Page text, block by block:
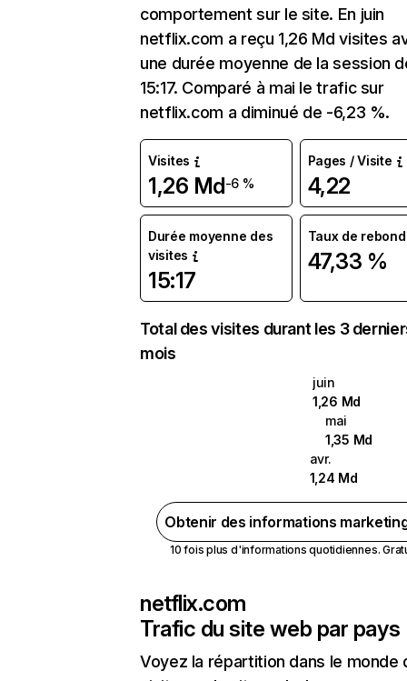
comportement sur le site. En juin
netflix.com a reçu 1,26 Md visites
une durée moyenne de la session
15:17. Comparé à mai le trafic sur
netflix.com a diminué de -6,23 %.
Visites
1,26 Md-6 %
Pages / Visite
4,22
Durée moyenne des
visites
15:17
Taux de rebond
47,33 %
Total des visites durant les 3
mois
juin
1,26 Md
mai
1,35 Md
avr.
1,24 Md
Obtenir des informations
10 fois plus d'informations quotidiennes.
netflix.com
Trafic du site web par pays
Voyez la répartition dans le monde